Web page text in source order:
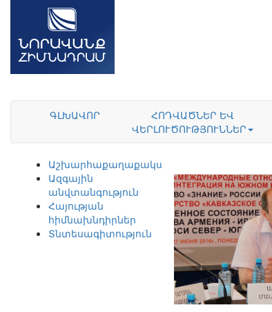
ԳԼԽԱՎՈՐ
ՀՈԴՎԱԾՆԵՐ ԵՎ
ՎԵՐԼՈՒԾՈՒԹՅՈՒՆՆԵՐ
Աշխարհաքաղաքականություն
Ազգային
անվտանգություն
Հայության
հիմնախնդիրներ
Տնտեսագիտություն